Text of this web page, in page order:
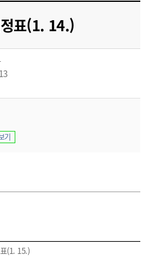
도
시
군
산
표(1. 14.)
기
(1. 15.)